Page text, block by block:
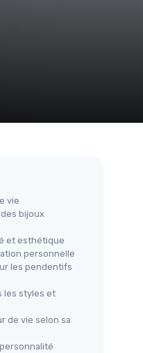
vie
bijoux
et esthétique
personnelle
les pendentifs
les styles et
de vie selon sa